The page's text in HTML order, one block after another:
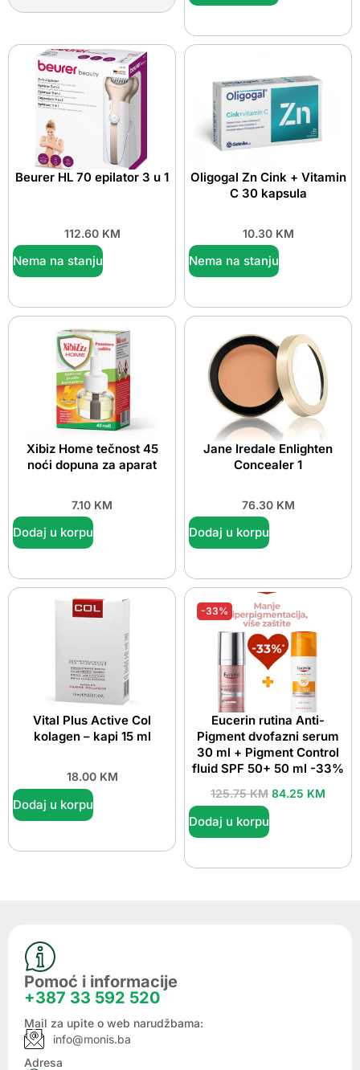
Beurer HL 70 epilator 3 u 1
112.60 KM
Nema na stanju
Oligogal Zn Cink + Vitamin
C 30 kapsula
10.30 KM
Nema na stanju
Xibiz Home tečnost 45
noći dopuna za aparat
7.10 KM
Dodaj u korpu
Jane Iredale Enlighten
Concealer 1
76.30 KM
Dodaj u korpu
Vital Plus Active Col
kolagen – kapi 15 ml
18.00 KM
Dodaj u korpu
-33%
Eucerin rutina Anti-
Pigment dvofazni serum
30 ml + Pigment Control
fluid SPF 50+ 50 ml -33%
125.75KM 84.25 KM
Dodaj u korpu
Pomoć i informacije
+387 33 592 520
Mail za upite o web narudžbama:
info@monis.ba
Adresa